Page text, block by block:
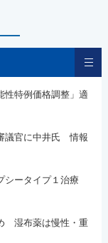
特例価格調整」適
議官に中井氏 情報
ータイプ１治療
湿布薬は慢性・重